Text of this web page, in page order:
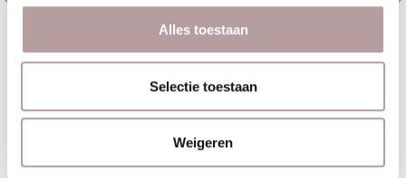
Alles toestaan
Selectie toestaan
Weigeren
Benieuwd naar wat we voor jou kunnen
betekenen?
Wanneer je open staat voor een liefdes- en/of